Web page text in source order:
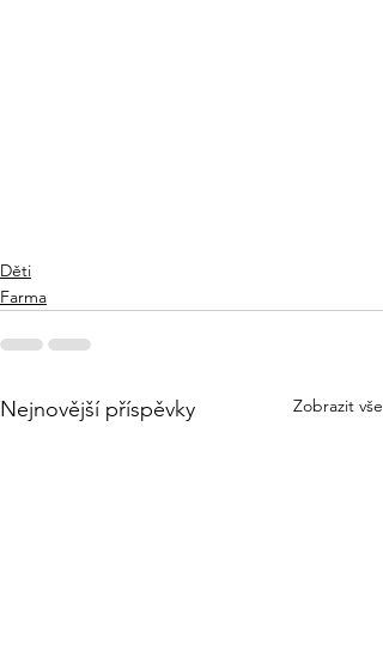
Děti
Farma
Nejnovější příspěvky Zobrazit vše